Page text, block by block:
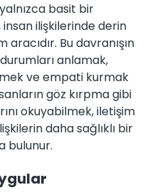
basit bir
ilişkilerinde derin
Bu davranışın
anlamak,
ve empati kurmak
göz kırpma gibi
okuyabilmek, iletişim
daha sağlıklı bir
bulunur.